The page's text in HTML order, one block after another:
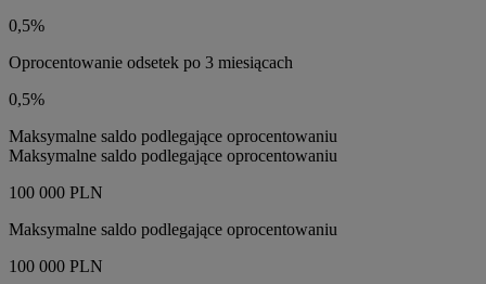
0,5%
Oprocentowanie odsetek po 3 miesiącach
0,5%
Maksymalne saldo podlegające oprocentowaniu
Maksymalne saldo podlegające oprocentowaniu
100 000 PLN
Maksymalne saldo podlegające oprocentowaniu
100 000 PLN